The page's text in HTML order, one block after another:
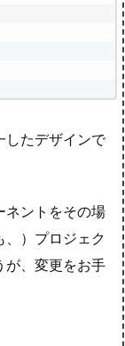
したデザインで
ントをその場
、）プロジェク
が、変更をお手